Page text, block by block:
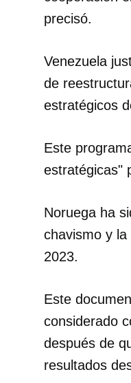
precisó.
Venezuela
de
estratégicos
Este
estratégicas"
Noruega ha
chavismo y
2023.
Este
considerado
después de
resultados